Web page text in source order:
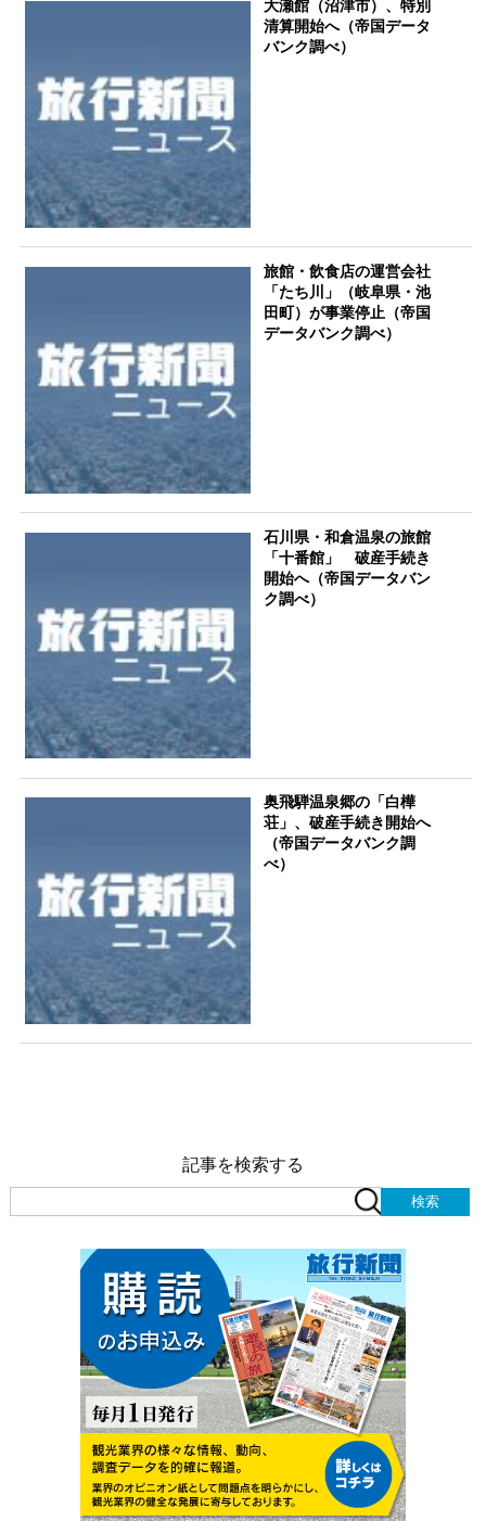
大瀬館（沼津市）、特別
清算開始へ（帝国データ
バンク調べ）
旅館・飲食店の運営会社
「たち川」（岐阜県・池
田町）が事業停止（帝国
データバンク調べ）
石川県・和倉温泉の旅館
「十番館」 破産手続き
開始へ（帝国データバン
ク調べ）
奥飛騨温泉郷の「白樺
荘」、破産手続き開始へ
（帝国データバンク調
べ）
記事を検索する